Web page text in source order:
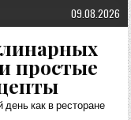
09.08.2026
простые
как в ресторане